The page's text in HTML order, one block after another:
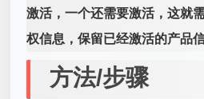
激活，一个还需要激活，这就
权信息，保留已经激活的产品信
方法/步骤